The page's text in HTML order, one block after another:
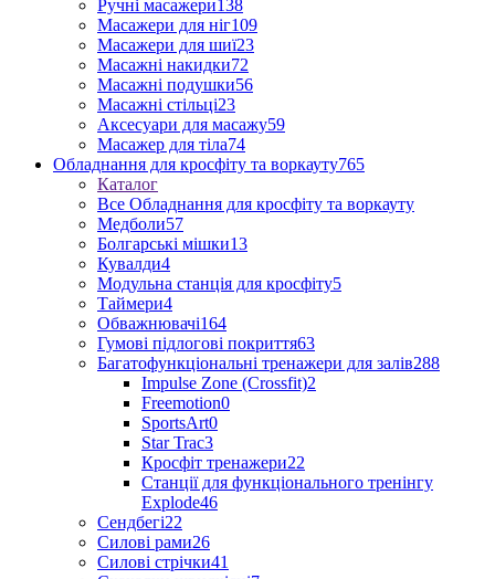
Ручні масажери138
Масажери для ніг109
Масажери для шиї23
Масажні накидки72
Масажні подушки56
Масажні стільці23
Аксесуари для масажу59
Масажер для тіла74
Обладнання для кросфіту та воркауту765
Каталог
Все Обладнання для кросфіту та воркауту
Медболи57
Болгарські мішки13
Кувалди4
Модульна станція для кросфіту5
Таймери4
Обважнювачі164
Гумові підлогові покриття63
Багатофункціональні тренажери для залів288
Impulse Zone (Crossfit)2
Freemotion0
SportsArt0
Star Trac3
Кросфіт тренажери22
Станції для функціонального тренінгу
Explode46
Сендбегі22
Силові рами26
Силові стрічки41